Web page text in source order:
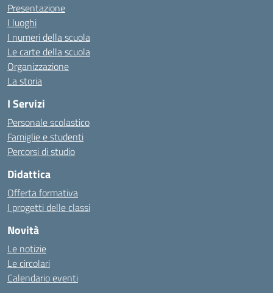
Presentazione
I luoghi
I numeri della scuola
Le carte della scuola
Organizzazione
La storia
I Servizi
Personale scolastico
Famiglie e studenti
Percorsi di studio
Didattica
Offerta formativa
I progetti delle classi
Novità
Le notizie
Le circolari
Calendario eventi